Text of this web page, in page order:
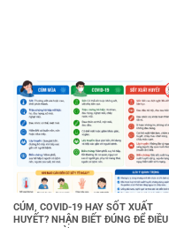
CÚM, COVID-19 HAY SỐT XUẤT
HUYẾT? NHẬN BIẾT ĐÚNG ĐỂ ĐIỀU